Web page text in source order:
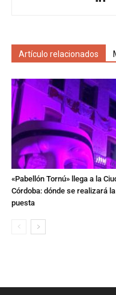
Artículo relacionados
«Pabellón Tornú» llega a la
Córdoba: dónde se realizará
puesta